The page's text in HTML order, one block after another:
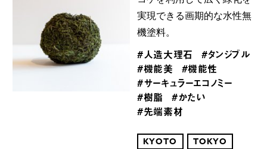
実現できる画期的な水性無
機塗料。
#人造大理石
#タンジブル
#機能美
#機能性
#サーキュラーエコノミー
#樹脂
#かたい
#先端素材
KYOTO
TOKYO